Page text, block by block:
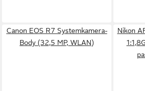
Canon EOS R7 Systemkamera-
Body (32,5 MP, WLAN)
Nikon